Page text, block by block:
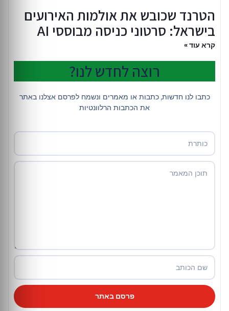
הטרנד שכובש את אולמות האירועים
בישראל: סרטוני כניסה מבוססי AI
קרא עוד »
רוצה לחדש לנו?
כתבו לנו חדשות, כתבות או מאמרים ונשמח לפרסם אצלנו באתר
את הכתבות הרלוונטיות
פרסם באתר